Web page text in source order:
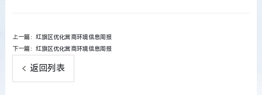
上一篇：红旗区优化营商环境信息周报
下一篇：红旗区优化营商环境信息周报
返回列表